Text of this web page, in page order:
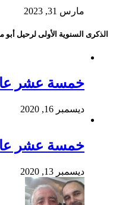
مارس 31, 2023
الذكرى السنوية الأولى لرحيل أبو
خمسة عشر
ديسمبر 16, 2020
خمسة عشر
ديسمبر 13, 2020